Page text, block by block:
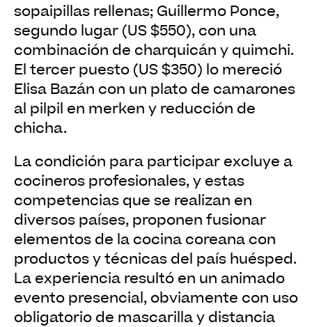
sopaipillas rellenas; Guillermo Ponce,
segundo lugar (US $550), con una
combinación de charquicán y quimchi.
El tercer puesto (US $350) lo mereció
Elisa Bazán con un plato de camarones
al pilpil en merken y reducción de
chicha.
La condición para participar excluye a
cocineros profesionales, y estas
competencias que se realizan en
diversos países, proponen fusionar
elementos de la cocina coreana con
productos y técnicas del país huésped.
La experiencia resultó en un animado
evento presencial, obviamente con uso
obligatorio de mascarilla y distancia